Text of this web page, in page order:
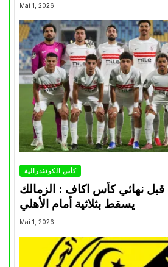
Mai 1, 2026
كأس الكونفدرالية
قبل نهائي كأس اكاف : الزمالك
Mai 1, 2026